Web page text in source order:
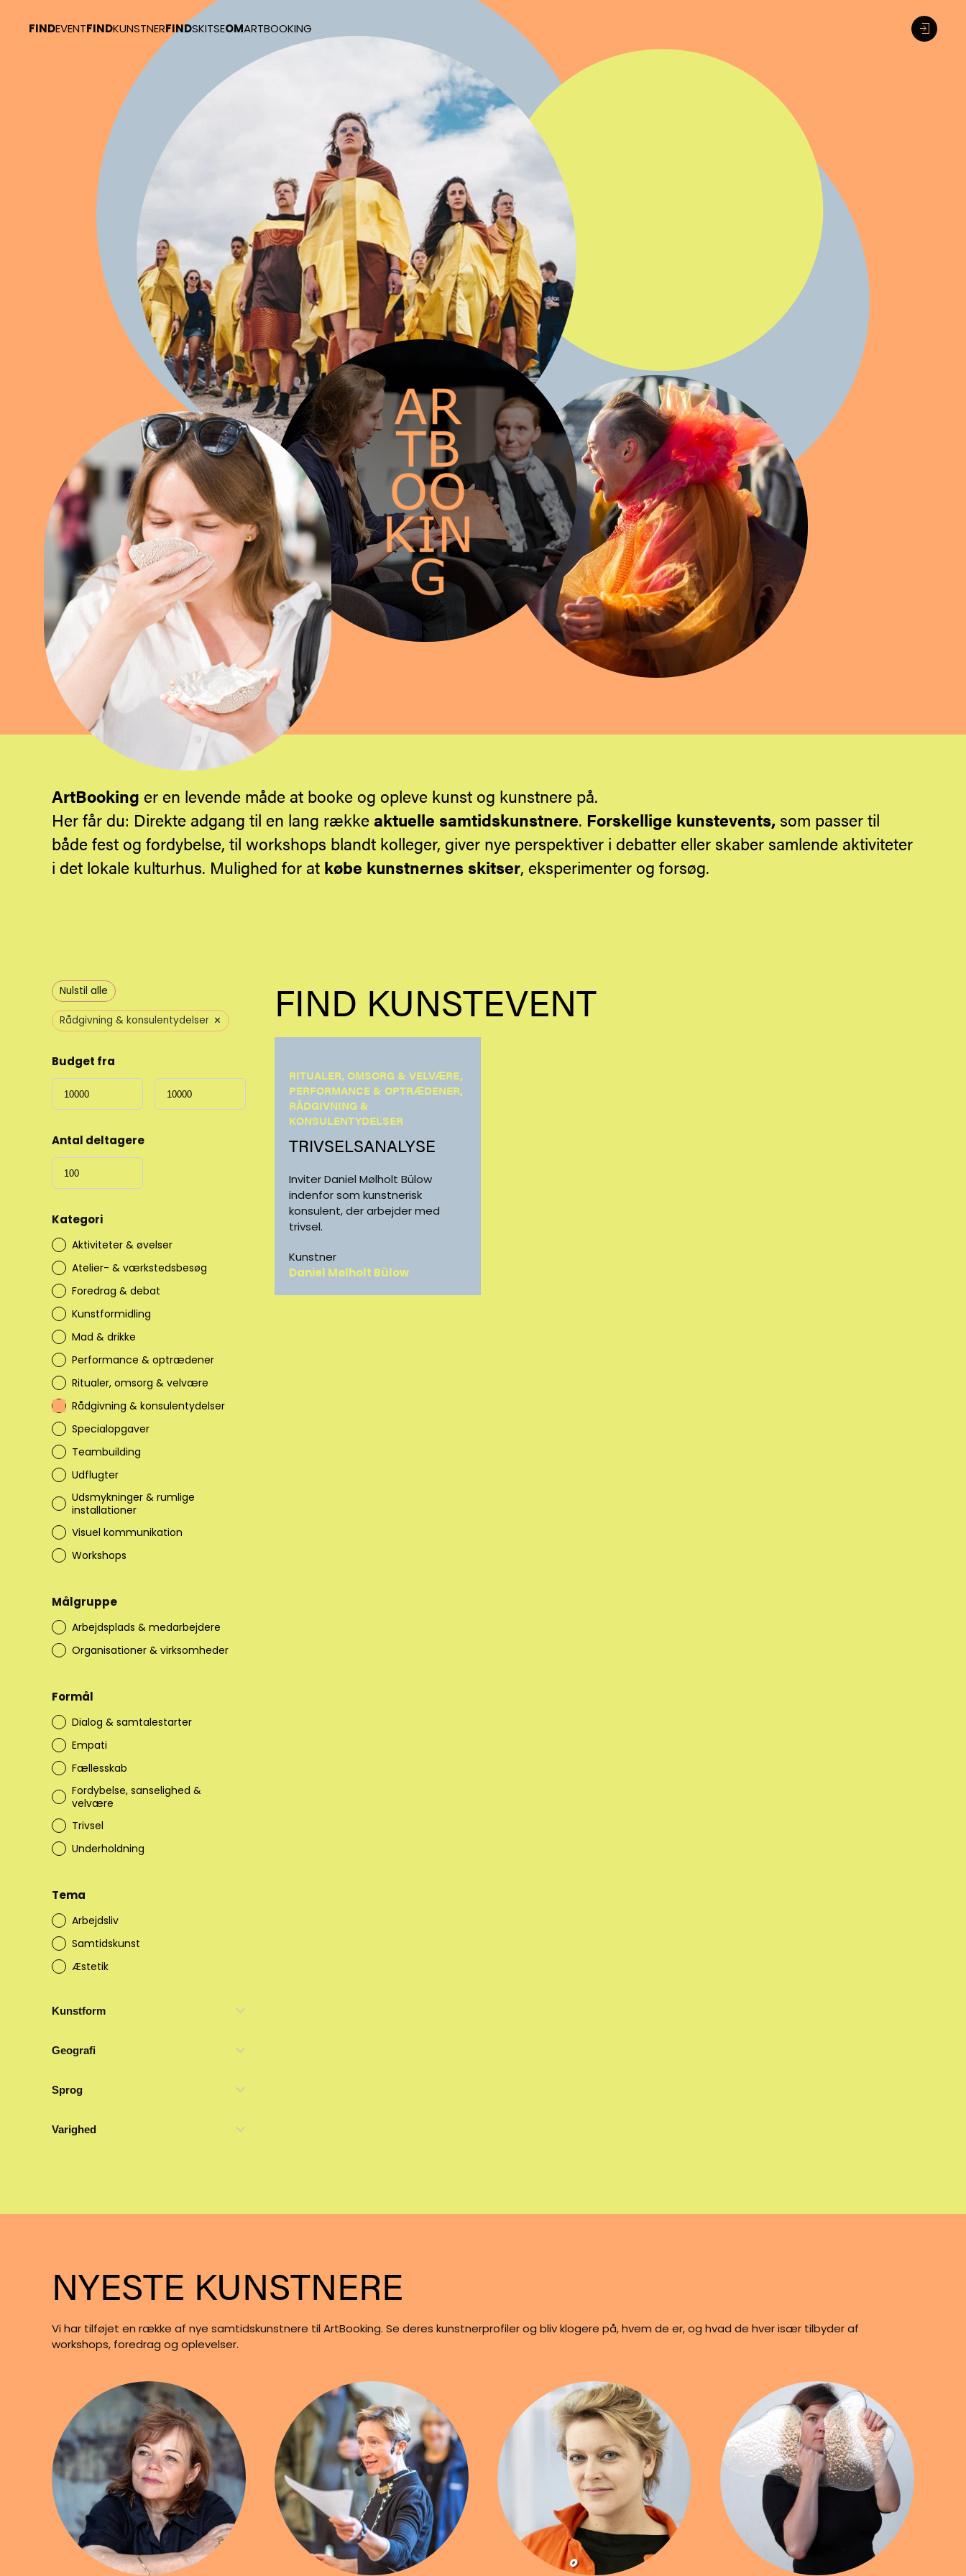
FINDEVENTFINDKUNSTNERFINDSKITSEOMARTBOOKING
ArtBooking er en levende måde at booke og opleve kunst og kunstnere på.
Her får du: Direkte adgang til en lang rækkeaktuelle samtidskunstnere. Forskellige kunstevents,som passer til
både fest og fordybelse, til workshops blandt kolleger, giver nye perspektiver i debatter eller skaber samlende aktiviteter
i det lokale kulturhus. Mulighed for at købe kunstnernes skitser, eksperimenter og forsøg.
Nulstil alle
Rådgivning & konsulentydelser ×
Budget fra
Antal deltagere
Kategori
Aktiviteter & øvelser
Atelier- & værkstedsbesøg
Foredrag & debat
Kunstformidling
Mad & drikke
Performance & optrædener
Ritualer, omsorg & velvære
Rådgivning & konsulentydelser
Specialopgaver
Teambuilding
Udflugter
Udsmykninger & rumlige
installationer
Visuel kommunikation
Workshops
Målgruppe
Arbejdsplads & medarbejdere
Organisationer & virksomheder
Formål
Dialog & samtalestarter
Empati
Fællesskab
Fordybelse, sanselighed &
velvære
Trivsel
Underholdning
Tema
Arbejdsliv
Samtidskunst
Æstetik
Kunstform
Geografi
Sprog
Varighed
FIND KUNSTEVENT
RITUALER, OMSORG & VELVÆRE,
PERFORMANCE & OPTRÆDENER,
RÅDGIVNING &
KONSULENTYDELSER
TRIVSELSANALYSE
Inviter Daniel Mølholt Bülow
indenfor som kunstnerisk
konsulent, der arbejder med
trivsel.
Kunstner
Daniel Mølholt Bülow
NYESTE KUNSTNERE
Vi har tilføjet en række af nye samtidskunstnere til ArtBooking. Se deres kunstnerprofiler og bliv klogere på, hvem de er, og hvad de hver især tilbyder af
workshops, foredrag og oplevelser.